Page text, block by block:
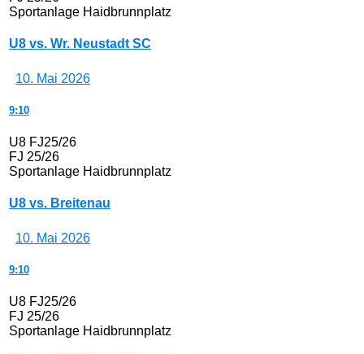
Sportanlage Haidbrunnplatz
U8 vs. Wr. Neustadt SC
10. Mai 2026
9:10
U8 FJ25/26
FJ 25/26
Sportanlage Haidbrunnplatz
U8 vs. Breitenau
10. Mai 2026
9:10
U8 FJ25/26
FJ 25/26
Sportanlage Haidbrunnplatz